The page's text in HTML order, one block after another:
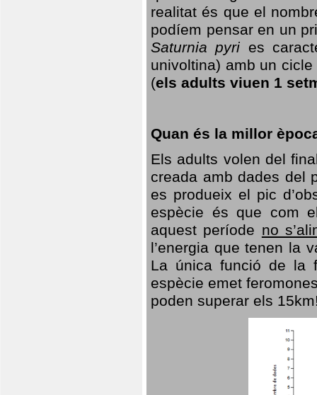
realitat és que el
podíem pensar en un
Saturnia pyri es
univoltina) amb un
(els adults viuen 1
Quan és la millor
Els adults volen del
creada amb dades del
es produeix el pic
espècie és que com
aquest període no
l’energia que tenen la
La única funció de la
espècie emet
poden superar els